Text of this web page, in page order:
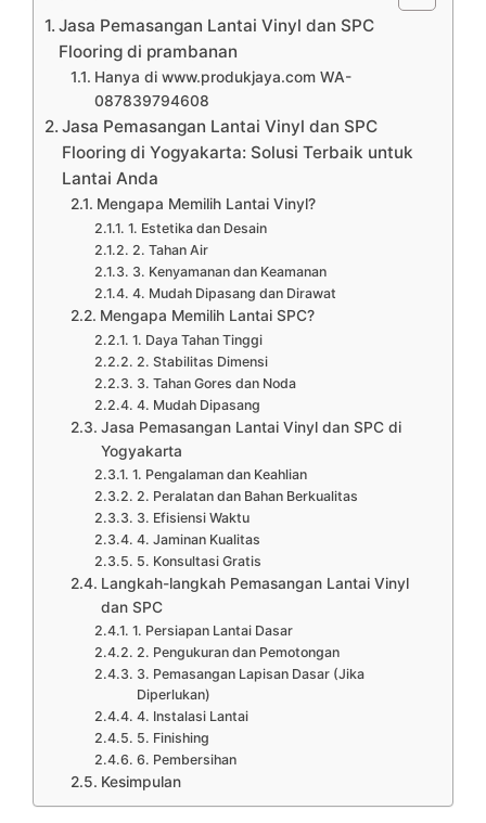
Jasa Pemasangan Lantai Vinyl dan SPC
Flooring di prambanan
Hanya di www.produkjaya.com WA-
087839794608
Jasa Pemasangan Lantai Vinyl dan SPC
Flooring di Yogyakarta: Solusi Terbaik untuk
Lantai Anda
Mengapa Memilih Lantai Vinyl?
1. Estetika dan Desain
2. Tahan Air
3. Kenyamanan dan Keamanan
4. Mudah Dipasang dan Dirawat
Mengapa Memilih Lantai SPC?
1. Daya Tahan Tinggi
2. Stabilitas Dimensi
3. Tahan Gores dan Noda
4. Mudah Dipasang
Jasa Pemasangan Lantai Vinyl dan SPC di
Yogyakarta
1. Pengalaman dan Keahlian
2. Peralatan dan Bahan Berkualitas
3. Efisiensi Waktu
4. Jaminan Kualitas
5. Konsultasi Gratis
Langkah-langkah Pemasangan Lantai Vinyl
dan SPC
1. Persiapan Lantai Dasar
2. Pengukuran dan Pemotongan
3. Pemasangan Lapisan Dasar (Jika
Diperlukan)
4. Instalasi Lantai
5. Finishing
6. Pembersihan
Kesimpulan